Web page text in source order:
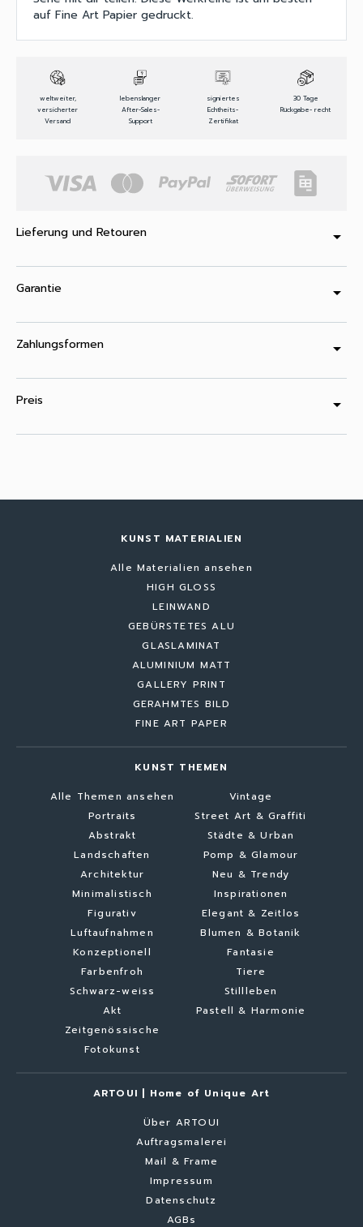
auf Fine Art Papier gedruckt.
weltweiter,
versicherter
Versand
lebenslanger
After-Sales-
Support
signiertes
Echtheits-
Zertifikat
30 Tage
Rückgabe- recht
Lieferung und Retouren arrow_drop_down
Garantie arrow_drop_down
Zahlungsformen arrow_drop_down
Preis arrow_drop_down
KUNST MATERIALIEN
Alle Materialien ansehen
HIGH GLOSS
LEINWAND
GEBÜRSTETES ALU
GLASLAMINAT
ALUMINIUM MATT
GALLERY PRINT
GERAHMTES BILD
FINE ART PAPER
KUNST THEMEN
Alle Themen ansehen
Portraits
Abstrakt
Landschaften
Architektur
Minimalistisch
Figurativ
Luftaufnahmen
Konzeptionell
Farbenfroh
Schwarz-weiss
Akt
Zeitgenössische
Fotokunst
Vintage
Street Art & Graffiti
Städte & Urban
Pomp & Glamour
Neu & Trendy
Inspirationen
Elegant & Zeitlos
Blumen & Botanik
Fantasie
Tiere
Stillleben
Pastell & Harmonie
ARTOUI | Home of Unique Art
Über ARTOUI
Auftragsmalerei
Mail & Frame
Impressum
Datenschutz
AGBs